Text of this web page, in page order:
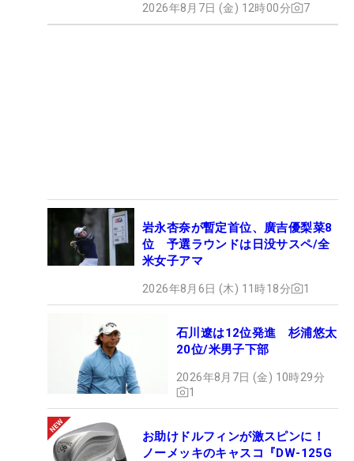
2026年8月7日 (金) 12時00分 7
岩永杏奈が暫定首位、廣吉優梨菜8
位 予選ラウンドは日没サスペ/全
米女子アマ
2026年8月6日 (木) 11時18分 1
石川遼は12位発進 杉浦悠太
20位/米男子下部
2026年8月7日 (金) 10時29分
1
お助けドルフィンが激スピンに！
ノーメッキのキャスコ『DW-125G